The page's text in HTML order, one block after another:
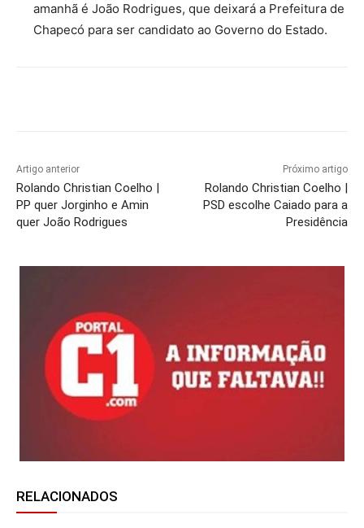
amanhã é João Rodrigues, que deixará a Prefeitura de
Chapecó para ser candidato ao Governo do Estado.
Artigo anterior
Rolando Christian Coelho |
PP quer Jorginho e Amin
quer João Rodrigues
Próximo artigo
Rolando Christian Coelho |
PSD escolhe Caiado para a
Presidência
RELACIONADOS